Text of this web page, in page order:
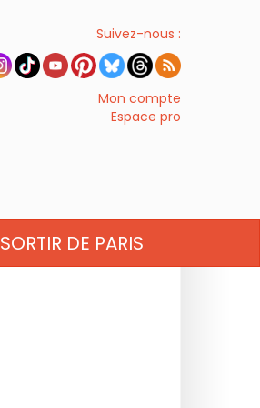
Suivez-nous :
Mon compte
Espace pro
SORTIR DE PARIS